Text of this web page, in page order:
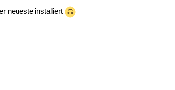
neueste installiert